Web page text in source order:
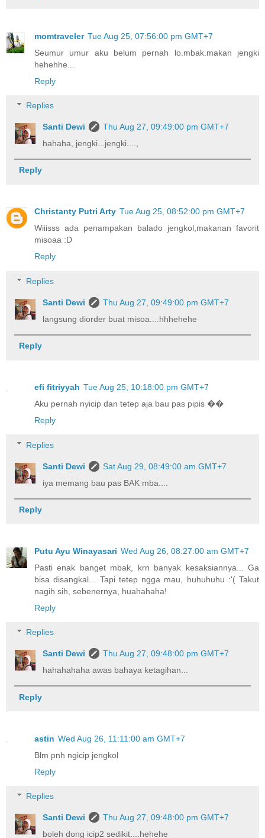
momtraveler Tue Aug 25, 07:56:00 pm GMT+7
Seumur umur aku belum pernah lo.mbak.makan jengki
hehehhe...
Reply
Replies
Santi Dewi
Thu Aug 27, 09:49:00 pm GMT+7
hahaha, jengki...jengki....,
Reply
Christanty Putri Arty Tue Aug 25, 08:52:00 pm GMT+7
Wiiisss ada penampakan balado jengkol,makanan favorit
misoaa :D
Reply
Replies
Santi Dewi
Thu Aug 27, 09:49:00 pm GMT+7
langsung diorder buat misoa....hhhehehe
Reply
efi fitriyyah Tue Aug 25, 10:18:00 pm GMT+7
Aku pernah nyicip dan tetep aja bau pas pipis ��
Reply
Replies
Santi Dewi
Sat Aug 29, 08:49:00 am GMT+7
iya memang bau pas BAK mba....
Reply
Putu Ayu Winayasari Wed Aug 26, 08:27:00 am GMT+7
Pasti enak banget mbak, krn banyak kesaksiannya... Ga
bisa disangkal... Tapi tetep ngga mau, huhuhuhu :'( Takut
nagih sih, sebenernya, huahahaha!
Reply
Replies
Santi Dewi
Thu Aug 27, 09:48:00 pm GMT+7
hahahahaha awas bahaya ketagihan...
Reply
astin Wed Aug 26, 11:11:00 am GMT+7
Blm pnh ngicip jengkol
Reply
Replies
Santi Dewi
Thu Aug 27, 09:48:00 pm GMT+7
boleh dong icip2 sedikit....hehehe